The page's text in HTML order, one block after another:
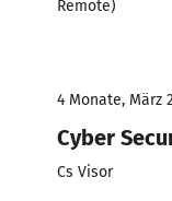
Remote)
4 Monate, März
Cyber
Cs Visor